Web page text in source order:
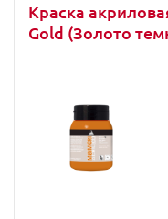
Краска
Gold (Золото